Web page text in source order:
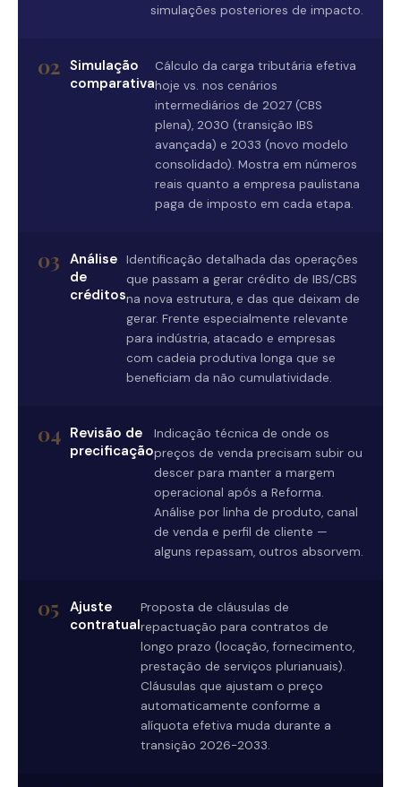
simulações posteriores de impacto.
02 Simulação
comparativa
Cálculo da carga tributária efetiva
hoje vs. nos cenários
intermediários de 2027 (CBS
plena), 2030 (transição IBS
avançada) e 2033 (novo modelo
consolidado). Mostra em números
reais quanto a empresa paulistana
paga de imposto em cada etapa.
03 Análise
de
créditos
Identificação detalhada das operações
que passam a gerar crédito de IBS/CBS
na nova estrutura, e das que deixam de
gerar. Frente especialmente relevante
para indústria, atacado e empresas
com cadeia produtiva longa que se
beneficiam da não cumulatividade.
04 Revisão de
precificação
Indicação técnica de onde os
preços de venda precisam subir ou
descer para manter a margem
operacional após a Reforma.
Análise por linha de produto, canal
de venda e perfil de cliente —
alguns repassam, outros absorvem.
05
Ajuste
contratual
Proposta de cláusulas de
repactuação para contratos de
longo prazo (locação, fornecimento,
prestação de serviços plurianuais).
Cláusulas que ajustam o preço
automaticamente conforme a
alíquota efetiva muda durante a
transição 2026-2033.